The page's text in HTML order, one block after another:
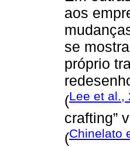
aos
se
próprio
(Lee et al.,
crafting”
(Chinelato